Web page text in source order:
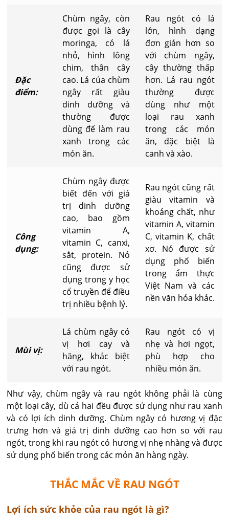
Đặc
điểm:
Chùm ngây, còn
được gọi là cây
moringa, có lá
nhỏ, hình lông
chim, thân cây
cao. Lá của chùm
ngây rất giàu
dinh dưỡng và
thường được
dùng để làm rau
xanh trong các
món ăn.
Rau ngót có lá
lớn, hình dạng
đơn giản hơn so
với chùm ngây,
cây thường thấp
hơn. Lá rau ngót
thường được
dùng như một
loại rau xanh
trong các món
ăn, đặc biệt là
canh và xào.
Công
dụng:
Chùm ngây được
biết đến với giá
trị dinh dưỡng
cao, bao gồm
vitamin A,
vitamin C, canxi,
sắt, protein. Nó
cũng được sử
dụng trong y học
cổ truyền để điều
trị nhiều bệnh lý.
Rau ngót cũng rất
giàu vitamin và
khoáng chất, như
vitamin A, vitamin
C, vitamin K, chất
xơ. Nó được sử
dụng phổ biến
trong ẩm thực
Việt Nam và các
nền văn hóa khác.
Mùi vị:
Lá chùm ngây có
vị hơi cay và
hăng, khác biệt
với rau ngót.
Rau ngót có vị
nhẹ và hơi ngọt,
phù hợp cho
nhiều món ăn.
Như vậy, chùm ngây và rau ngót không phải là cùng
một loại cây, dù cả hai đều được sử dụng như rau xanh
và có lợi ích dinh dưỡng. Chùm ngây có hương vị đặc
trưng hơn và giá trị dinh dưỡng cao hơn so với rau
ngót, trong khi rau ngót có hương vị nhẹ nhàng và được
sử dụng phổ biến trong các món ăn hàng ngày.
THẮC MẮC VỀ RAU NGÓT
Lợi ích sức khỏe của rau ngót là gì?